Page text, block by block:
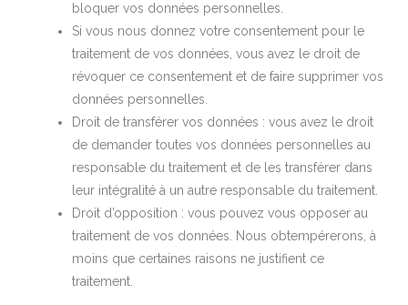
bloquer vos données personnelles.
Si vous nous donnez votre consentement pour le
traitement de vos données, vous avez le droit de
révoquer ce consentement et de faire supprimer vos
données personnelles.
Droit de transférer vos données : vous avez le droit
de demander toutes vos données personnelles au
responsable du traitement et de les transférer dans
leur intégralité à un autre responsable du traitement.
Droit d’opposition : vous pouvez vous opposer au
traitement de vos données. Nous obtempérerons, à
moins que certaines raisons ne justifient ce
traitement.